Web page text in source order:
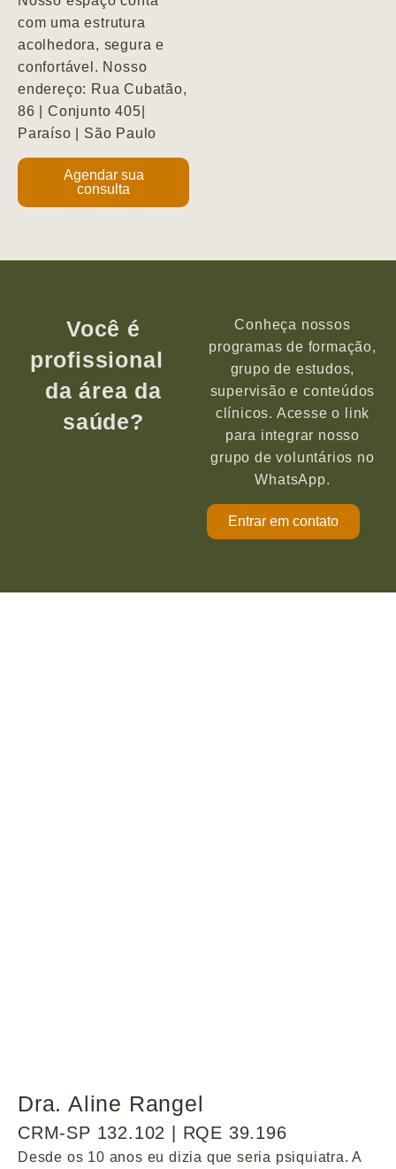
com uma estrutura
acolhedora, segura e
confortável. Nosso
endereço: Rua Cubatão,
86 | Conjunto 405|
Paraíso | São Paulo
Agendar sua
consulta
Você é
profissional
da área da
saúde?
Conheça nossos
programas de formação,
grupo de estudos,
supervisão e conteúdos
clínicos. Acesse o link
para integrar nosso
grupo de voluntários no
WhatsApp.
Entrar em contato
Dra. Aline Rangel
CRM-SP 132.102 | RQE 39.196
Desde os 10 anos eu dizia que seria psiquiatra. A